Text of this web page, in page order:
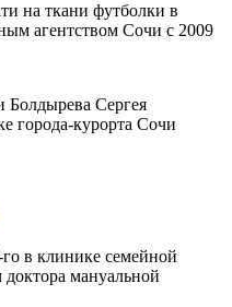
на ткани футболки в
агентством Сочи с 2009
Болдырева Сергея
города-курорта Сочи
в клинике семейной
мануальной